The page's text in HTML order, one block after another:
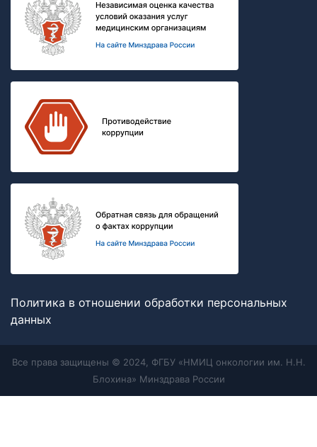
Политика в отношении обработки персональных
данных
Все права защищены © 2024, ФГБУ «НМИЦ онкологии им. Н.Н.
Блохина» Минздрава России